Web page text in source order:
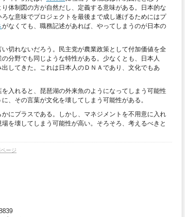
体制図の方が自然だし、定義する意味がある。日本的な
な意味でプロジェクトを最後まで成し遂げるためにはプ
がなくても、職務記述があれば、やってしまうのが日本の
切れないだろう。民主党が農業政策として付加価値を全
分野でも同じような特性がある。少なくとも、日本人
してきた。これは日本人のＤＮＡであり、文化でもあ
入れると、琵琶湖の外来魚のようになってしまう可能性
、その言葉が文化を壊してしまう可能性がある。
にプラスである。しかし、マネジメントを不用意に入れ
を壊してしまう可能性が高い。そろそろ、考えるべきと
ージ